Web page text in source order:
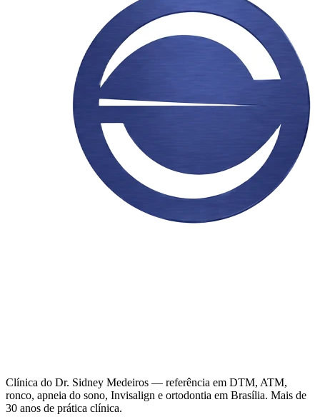
Clínica do Dr. Sidney Medeiros — referência em DTM, ATM,
ronco, apneia do sono, Invisalign e ortodontia em Brasília. Mais de
30 anos de prática clínica.